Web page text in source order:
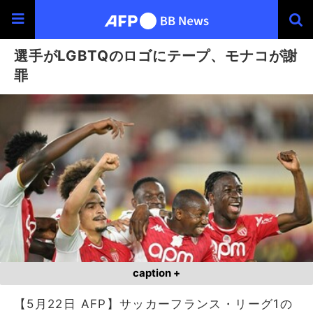
選手がLGBTQのロゴにテープ、モナコが謝
罪
caption +
【5月22日 AFP】サッカーフランス・リーグ1の